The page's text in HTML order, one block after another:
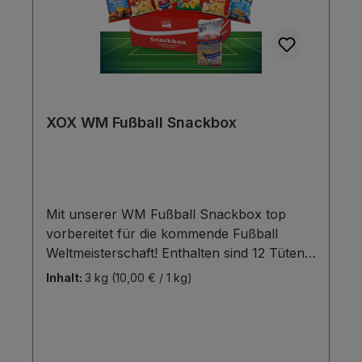
XOX WM Fußball Snackbox
Mit unserer WM Fußball Snackbox top
vorbereitet für die kommende Fußball
Weltmeisterschaft! Enthalten sind 12 Tüten
von:- 1x XOX Party Tacos Salz 500g- 1x
Inhalt: 3 kg (10,00 € / 1 kg)